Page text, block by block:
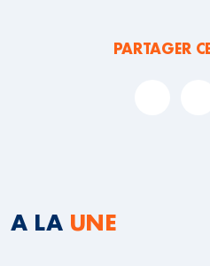
PARTAGER
A LA UNE